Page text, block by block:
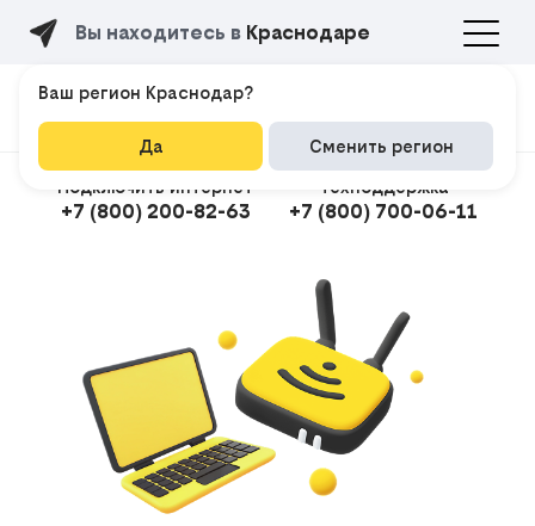
Вы находитесь в Краснодаре
Подключить интернет
+7 (800) 200-82-63
Техподдержка
+7 (800) 700-06-11
Ваш регион Краснодар?
Да Сменить регион